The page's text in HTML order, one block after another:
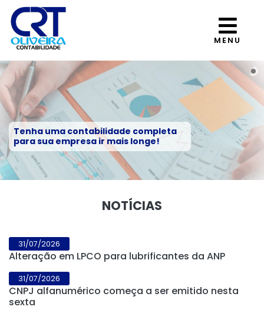
MENU
Tenha uma contabilidade completa
para sua empresa ir mais longe!
NOTÍCIAS
31/07/2026
Alteração em LPCO para lubrificantes da ANP
31/07/2026
CNPJ alfanumérico começa a ser emitido nesta
sexta